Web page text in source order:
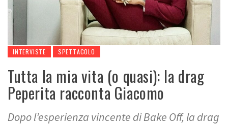
INTERVISTE SPETTACOLO
Tutta la mia vita (o quasi): la drag
Peperita racconta Giacomo
Dopo l’esperienza vincente di Bake Off, la drag